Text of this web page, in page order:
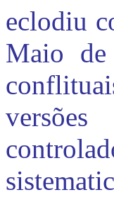
eclodiu
Maio de